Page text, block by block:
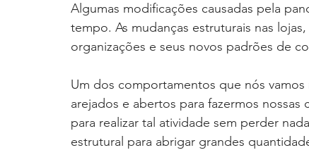
Algumas modificações causadas pela
tempo. As mudanças estruturais nas
organizações e seus novos padrões de
Um dos comportamentos que nós
arejados e abertos para fazermos
para realizar tal atividade sem perder
estrutural para abrigar grandes